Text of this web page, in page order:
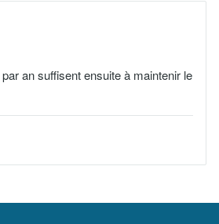
an suffisent ensuite à maintenir le